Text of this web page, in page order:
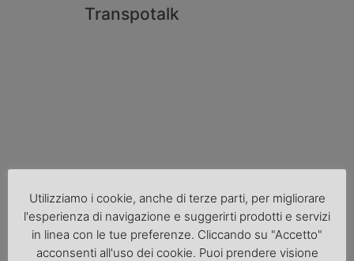
Transpotalk
Normativa
La riforma del Codice della Strada punta
sull’autotrasporto
Utilizziamo i cookie, anche di terze parti, per migliorare
l'esperienza di navigazione e suggerirti prodotti e servizi
in linea con le tue preferenze. Cliccando su "Accetto"
acconsenti all'uso dei cookie. Puoi prendere visione